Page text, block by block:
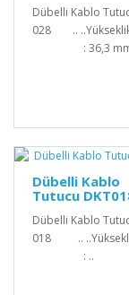
Dübelli Kablo
028 ..
: 36,3
Dübelli Kablo
Tutucu
Dübelli Kablo
018 ..
: ..